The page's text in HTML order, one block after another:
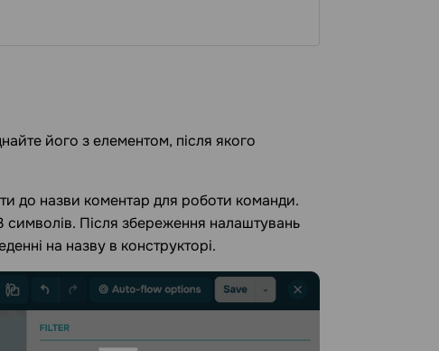
його з елементом, після якого
до назви коментар для роботи команди.
символів. Після збереження налаштувань
на назву в конструкторі.